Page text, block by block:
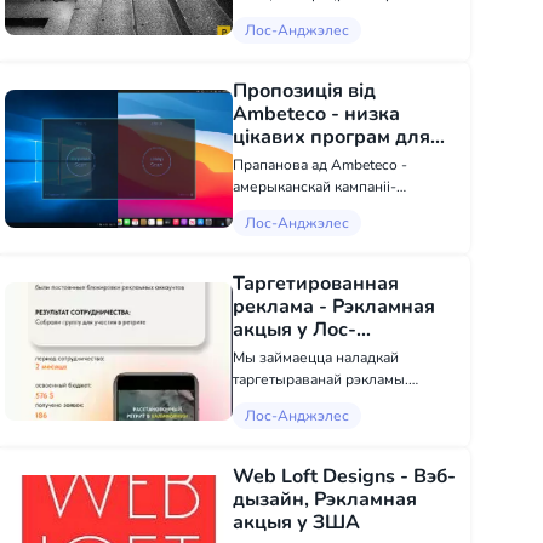
вернасць і вернасць - жонкі,
Дэталізацыя званкі і СМС, доступ
да перапіскі ў сацсетках і...
Лос-Анджэлес
Пропозиція від
Ambeteco - низка
цікавих програм для
Windows і macOS - ІТ
паслугі у Лос-
Прапанова ад Ambeteco -
амерыканскай кампаніі-
забеспячэння, якая
передавых праграм для
настольных кампутараў на
аснове штучнага інтэлекту для
Win...
Лос-Анджэлес
Таргетированная
реклама - Рэкламная
акцыя у Лос-
Анджэлесе
Мы займаецца наладкай
таргетыраванай рэкламы.
Фэйсбук? Пішыце. Працуем як з
ангельскамоўнай аўдыторыяй.
Можам бясплатна правесці
аудыт вашых рэкла...
Лос-Анджэлес
Web Loft Designs - Вэб-
дызайн, Рэкламная
акцыя у ЗША